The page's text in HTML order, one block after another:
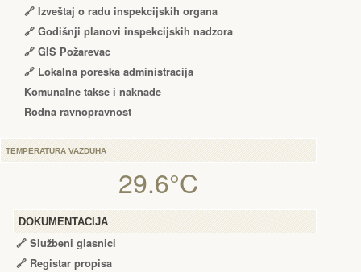
🔗 Izveštaj o radu inspekcijskih organa
🔗 Godišnji planovi inspekcijskih nadzora
🔗 GIS Požarevac
🔗 Lokalna poreska administracija
Komunalne takse i naknade
Rodna ravnopravnost
TEMPERATURA VAZDUHA
29.6°C
DOKUMENTACIJA
🔗 Službeni glasnici
🔗 Registar propisa